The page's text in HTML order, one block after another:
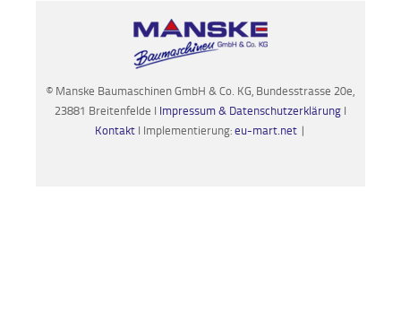
© Manske Baumaschinen GmbH & Co. KG, Bundesstrasse 20e,
23881 Breitenfelde I Impressum & Datenschutzerklärung I
Kontakt I Implementierung:eu-mart.net |